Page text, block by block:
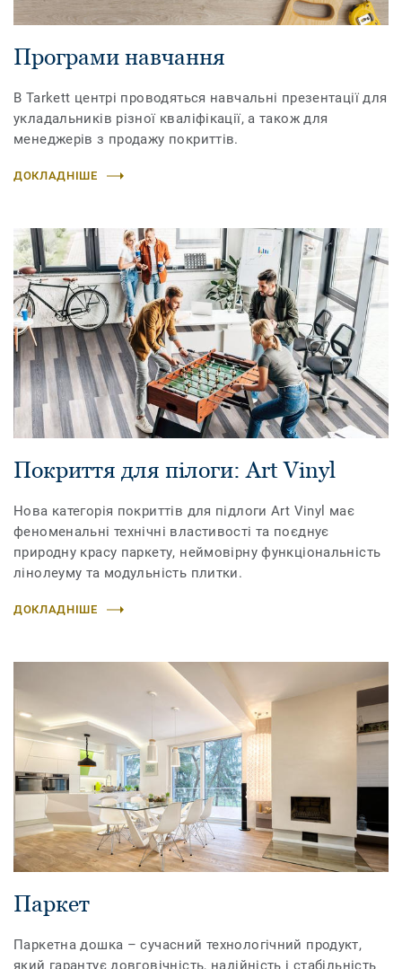
Програми навчання
В Tarkett центрі проводяться навчальні презентації для
укладальників різної кваліфікації, а також для
менеджерів з продажу покриттів.
ДОКЛАДНІШЕ
Покриття для пілоги: Art Vinyl
Нова категорія покриттів для підлоги Art Vinyl має
феноменальні технічні властивості та поєднує
природну красу паркету, неймовірну функціональність
лінолеуму та модульність плитки.
ДОКЛАДНІШЕ
Паркет
Паркетна дошка – сучасний технологічний продукт,